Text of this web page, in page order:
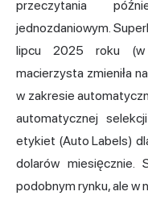
przeczytania
jednozdaniowym.
lipcu 2025 roku (w
macierzysta zmieniła
w zakresie
automatycznej
etykiet (Auto Labels)
dolarów miesięcznie.
podobnym rynku, ale w